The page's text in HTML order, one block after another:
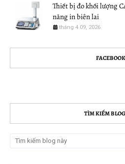
Thiết bị đo khối lượng
năng in biên lai
tháng 4 09, 2026
FACEBOOK
TÌM KIẾM